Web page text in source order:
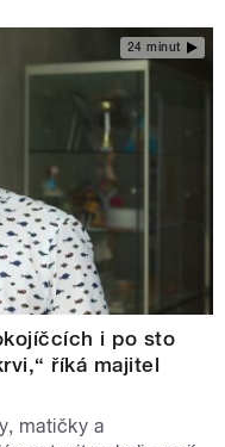
24 minut
i po sto
říká majitel
matičky a